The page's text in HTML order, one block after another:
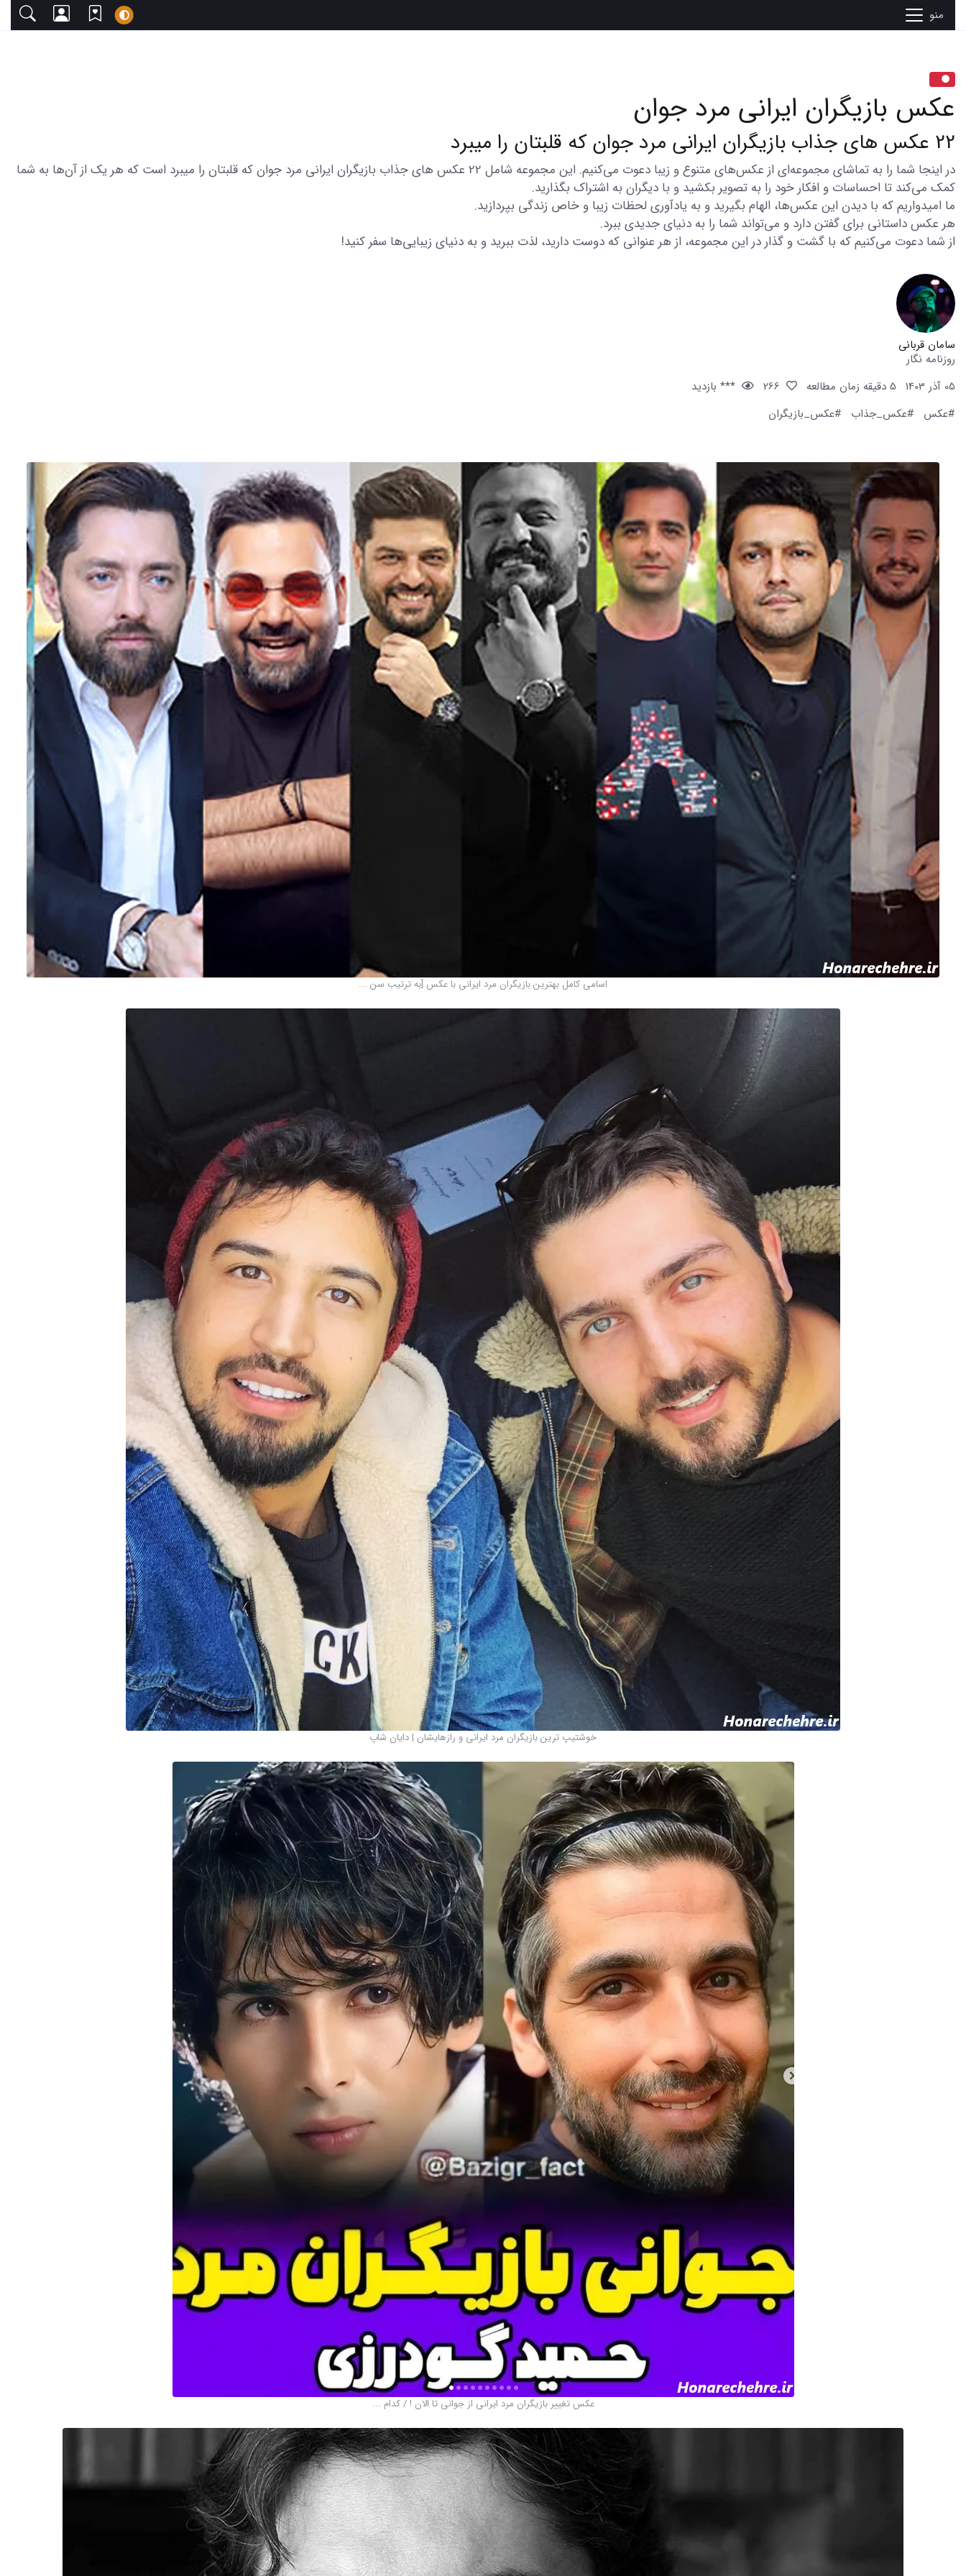
منو
عکس بازیگران ایرانی مرد جوان
22 عکس های جذاب بازیگران ایرانی مرد جوان که قلبتان را میبرد
در اینجا شما را به تماشای مجموعه‌ای از عکس‌های متنوع و زیبا دعوت می‌کنیم. این مجموعه شامل 22 عکس های جذاب بازیگران ایرانی مرد جوان که قلبتان را میبرد است که هر یک از آن‌ها به شما
کمک می‌کند تا احساسات و افکار خود را به تصویر بکشید و با دیگران به اشتراک بگذارید.
ما امیدواریم که با دیدن این عکس‌ها، الهام بگیرید و به یادآوری لحظات زیبا و خاص زندگی بپردازید.
هر عکس داستانی برای گفتن دارد و می‌تواند شما را به دنیای جدیدی ببرد.
از شما دعوت می‌کنیم که با گشت و گذار در این مجموعه، از هر عنوانی که دوست دارید، لذت ببرید و به دنیای زیبایی‌ها سفر کنید!
سامان قربانی
روزنامه نگار
05 آذر 1403
5 دقیقه زمان مطالعه
*** بازدید
#عکس
#عکس_جذاب #عکس_بازیگران
اسامی کامل بهترین بازیگران مرد ایرانی با عکس [به ترتیب سن ...
خوشتیپ ترین بازیگران مرد ایرانی و رازهایشان | دایان شاپ
عکس تغییر بازیگران مرد ایرانی از جوانی تا الان ! / کدام ...